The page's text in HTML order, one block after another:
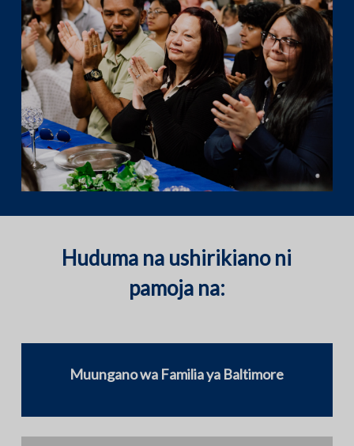
Huduma na ushirikiano ni
pamoja na:
Muungano wa Familia ya Baltimore